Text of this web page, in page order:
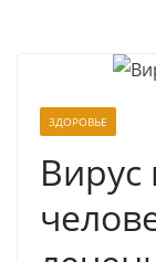
ЗДОРОВЬЕ